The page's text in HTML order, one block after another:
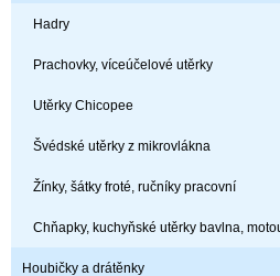
Hadry
Prachovky, víceúčelové utěrky
Utěrky Chicopee
Švédské utěrky z mikrovlákna
Žínky, šátky froté, ručníky pracovní
Chňapky, kuchyňské utěrky bavlna,
Houbičky a drátěnky